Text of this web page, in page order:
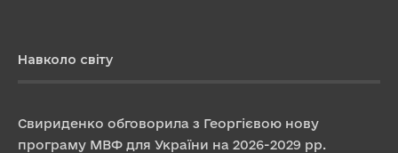
Навколо світу
Свириденко обговорила з Георгієвою нову
програму МВФ для України на 2026-2029 рр.